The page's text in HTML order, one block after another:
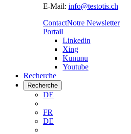
E-Mail: info@testotis.ch
ContactNotre Newsletter
Portail
Linkedin
Xing
Kununu
Youtube
Recherche
Recherche
DE
FR
DE